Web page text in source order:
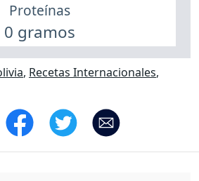
Proteínas
0 gramos
, Recetas Internacionales,